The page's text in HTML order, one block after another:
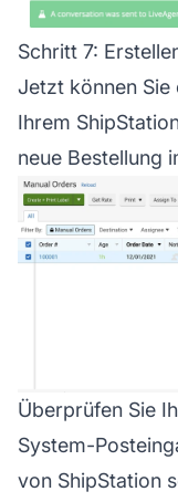
Schritt 7:
Jetzt können Sie
Ihrem
neue Bestellung
Überprüfen Sie
System-
von ShipStation